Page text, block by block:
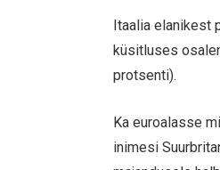
Itaalia elanikest
küsitluses
protsenti).
Ka euroalasse
inimesi